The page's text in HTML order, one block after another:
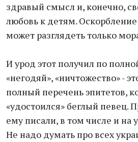
здравый смысл и, конечно,
любовь к детям.
может разглядеть только
И урод этот получил по
«негодяй», «ничтожество» -
полный перечень эпитетов,
«удостоился» беглый певец.
ему писали, в том числе и на
Не надо думать про всех